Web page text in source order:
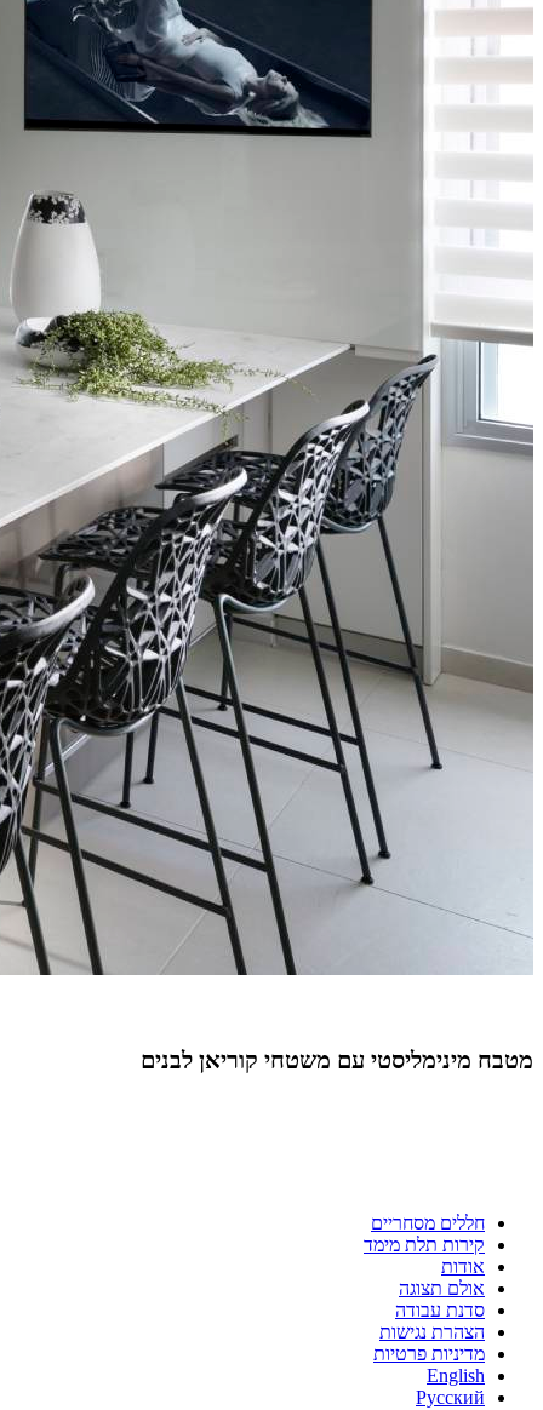
מטבח מינימליסטי עם משטחי קוריאן לבנים
חללים מסחריים
קירות תלת מימד
אודות
אולם תצוגה
סדנת עבודה
הצהרת נגישות
מדיניות פרטיות
English
Русский